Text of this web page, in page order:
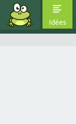
Idées